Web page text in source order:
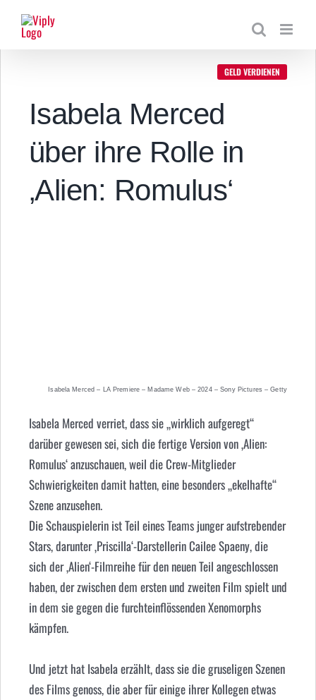
Inhalt
springen
GELD VERDIENEN
Isabela Merced
über ihre Rolle in
‚Alien: Romulus‘
Isabela Merced – LA Premiere – Madame Web – 2024 – Sony Pictures – Getty
Isabela Merced verriet, dass sie „wirklich aufgeregt“
darüber gewesen sei, sich die fertige Version von ‚Alien:
Romulus‘ anzuschauen, weil die Crew-Mitglieder
Schwierigkeiten damit hatten, eine besonders „ekelhafte“
Szene anzusehen.
Die Schauspielerin ist Teil eines Teams junger aufstrebender
Stars, darunter ‚Priscilla‘-Darstellerin Cailee Spaeny, die
sich der ‚Alien‘-Filmreihe für den neuen Teil angeschlossen
haben, der zwischen dem ersten und zweiten Film spielt und
in dem sie gegen die furchteinflössenden Xenomorphs
kämpfen.
Und jetzt hat Isabela erzählt, dass sie die gruseligen Szenen
des Films genoss, die aber für einige ihrer Kollegen etwas